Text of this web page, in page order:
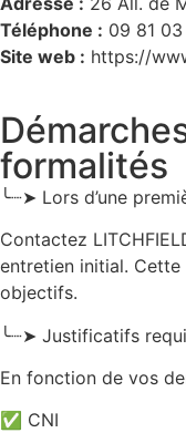
Téléphone : 09 81
Site web : https://
formalités
╰┈➤ Lors d’une
Contactez
entretien initial.
objectifs.
╰┈➤ Justificatifs
En fonction de vos
✅ CNI